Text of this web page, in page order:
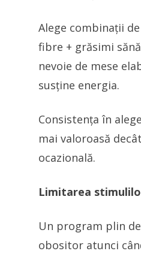
Alege combinații
fibre + grăsimi
nevoie de mese
susține energia.
Consistența în
mai valoroasă
ocazională.
Limitarea
Un program plin
obositor atunci